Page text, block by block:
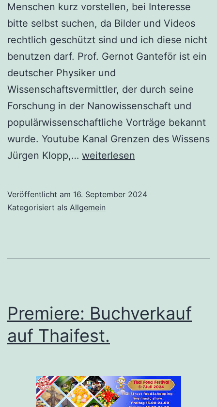
Menschen kurz vorstellen, bei Interesse
bitte selbst suchen, da Bilder und Videos
rechtlich geschützt sind und ich diese nicht
benutzen darf. Prof. Gernot Ganteför ist ein
deutscher Physiker und
Wissenschaftsvermittler, der durch seine
Forschung in der Nanowissenschaft und
populärwissenschaftliche Vorträge bekannt
wurde. Youtube Kanal Grenzen des Wissens
Jürgen Klopp,… Interresannte
weiterlesen
Veröffentlicht am 16. September 2024
Kategorisiert als Allgemein
Premiere: Buchverkauf
auf Thaifest.